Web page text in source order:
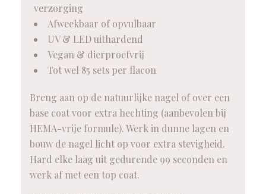
verzorging
Afweekbaar of opvulbaar
UV & LED uithardend
Vegan & dierproefvrij
Tot wel 85 sets per flacon
Breng aan op de natuurlijke nagel of over een
base coat voor extra hechting (aanbevolen bij
HEMA-vrije formule). Werk in dunne lagen en
bouw de nagel licht op voor extra stevigheid.
Hard elke laag uit gedurende 99 seconden en
werk af met een top coat.